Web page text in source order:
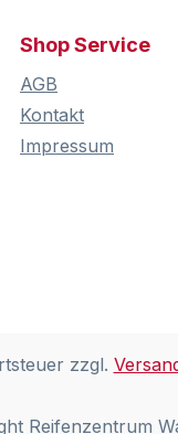
Shop Service
AGB
Kontakt
Impressum
zzgl.
Reifenzentrum